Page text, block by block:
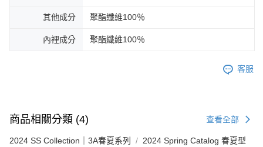
其他成分 聚酯纖維100％
內裡成分 聚酯纖維100％
客服
商品相關分類 (4) 查看全部
2024 SS Collection｜3A春夏系列
2024 Spring Catalog 春夏型